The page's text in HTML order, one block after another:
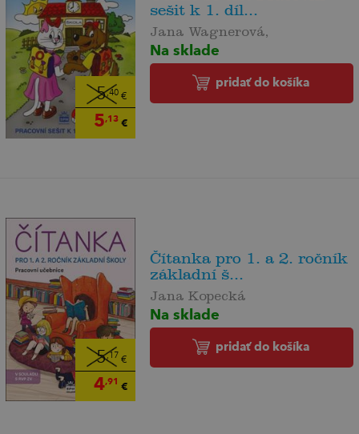
5,40€
5,13€
sešit k 1. díl...
Jana Wagnerová,
Na sklade
pridať do košíka
5,17 €
4,91 €
Čítanka pro 1. a 2. ročník
základní š...
Jana Kopecká
Na sklade
pridať do košíka